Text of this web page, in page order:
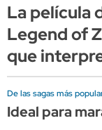
La película
Legend of
que
De las sagas más
Ideal para